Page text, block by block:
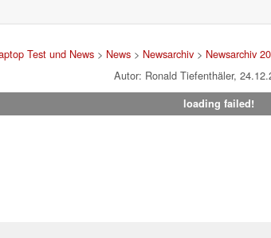
Test und News > News > Newsarchiv > Newsarchiv
Autor: Ronald Tiefenthäler,
loading failed!